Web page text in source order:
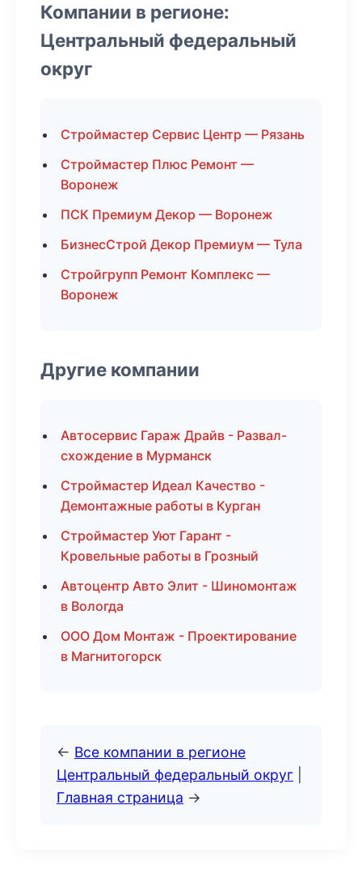
Компании в регионе:
Центральный федеральный
округ
Строймастер Сервис Центр — Рязань
Строймастер Плюс Ремонт —
Воронеж
ПСК Премиум Декор — Воронеж
БизнесСтрой Декор Премиум — Тула
Стройгрупп Ремонт Комплекс —
Воронеж
Другие компании
Автосервис Гараж Драйв - Развал-
схождение в Мурманск
Строймастер Идеал Качество -
Демонтажные работы в Курган
Строймастер Уют Гарант -
Кровельные работы в Грозный
Автоцентр Авто Элит - Шиномонтаж
в Вологда
ООО Дом Монтаж - Проектирование
в Магнитогорск
← Все компании в регионе
Центральный федеральный округ
Главная страница →